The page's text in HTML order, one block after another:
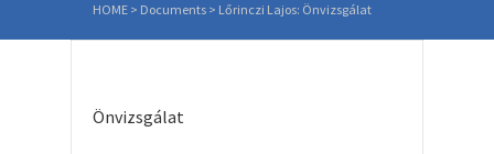
HOME > Documents > Lőrinczi Lajos: Önvizsgálat
Önvizsgálat